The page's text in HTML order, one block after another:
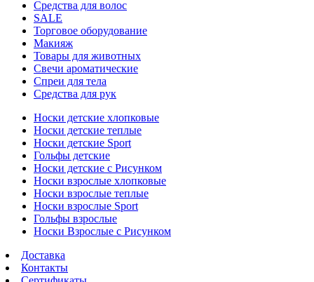
Средства для волос
SALE
Торговое оборудование
Макияж
Товары для животных
Свечи ароматические
Спреи для тела
Средства для рук
Носки детские хлопковые
Носки детские теплые
Носки детские Sport
Гольфы детские
Носки детские с Рисунком
Носки взрослые хлопковые
Носки взрослые теплые
Носки взрослые Sport
Гольфы взрослые
Носки Взрослые с Рисунком
Доставка
Контакты